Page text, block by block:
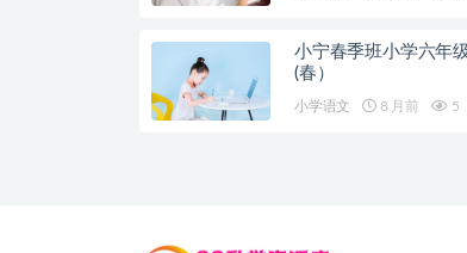
小宁春季班小学六年
(春）
小学语文 8 月前 5